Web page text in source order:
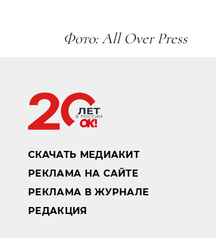
Фото: All Over Press
СКАЧАТЬ МЕДИАКИТ
РЕКЛАМА НА САЙТЕ
РЕКЛАМА В ЖУРНАЛЕ
РЕДАКЦИЯ